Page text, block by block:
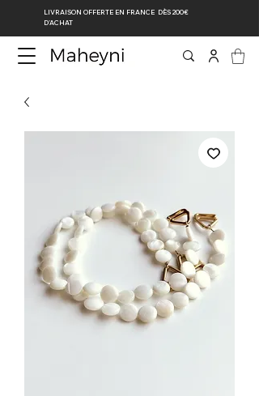
LIVRAISON OFFERTE EN FRANCE DÈS 200€
D’ACHAT